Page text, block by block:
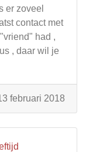
er zoveel
contact met
had ,
, daar wil je
februari 2018